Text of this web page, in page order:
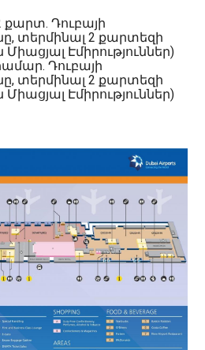
քարտ. Դուբայի
տերմինալ 2 քարտեզի
Էմիրություններ)
Դուբայի
տերմինալ 2 քարտեզի
Էմիրություններ)